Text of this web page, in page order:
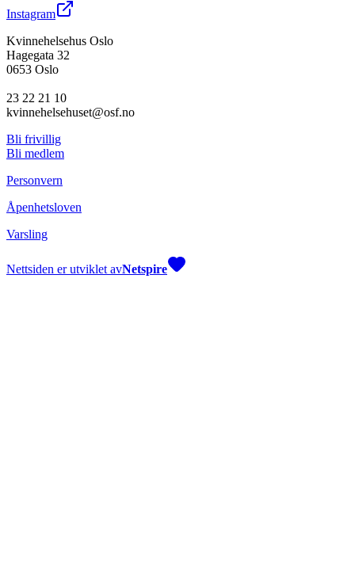
Instagram
Kvinnehelsehus Oslo
Hagegata 32
0653 Oslo
23 22 21 10
kvinnehelsehuset@osf.no
Bli frivillig
Bli medlem
Personvern
Åpenhetsloven
Varsling
Nettsiden er utviklet avNetspire